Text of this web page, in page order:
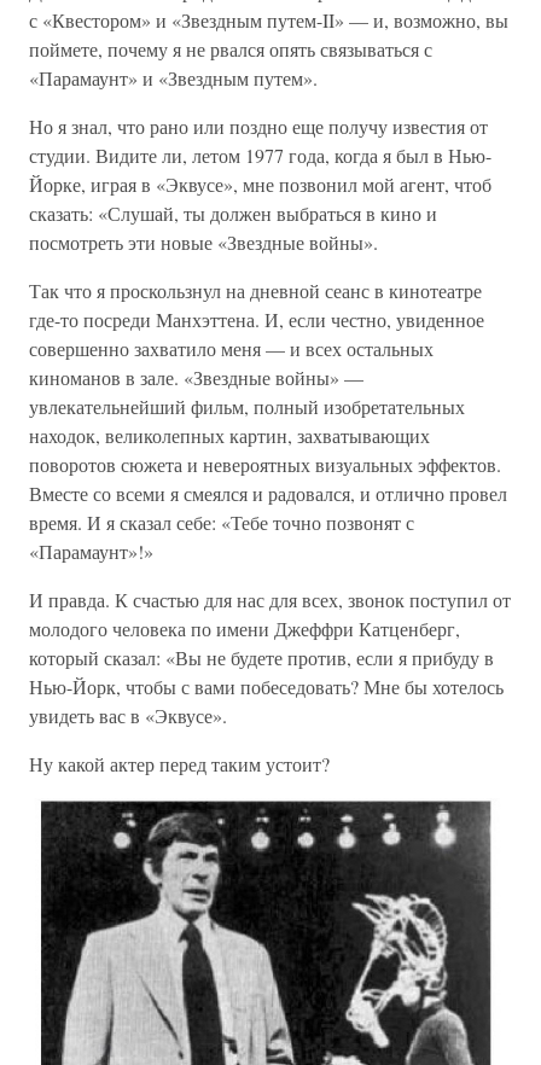
с «Квестором» и «Звездным путем-II» — и, возможно, вы
поймете, почему я не рвался опять связываться с
«Парамаунт» и «Звездным путем».
Но я знал, что рано или поздно еще получу известия от
студии. Видите ли, летом 1977 года, когда я был в Нью-
Йорке, играя в «Эквусе», мне позвонил мой агент, чтоб
сказать: «Слушай, ты должен выбраться в кино и
посмотреть эти новые «Звездные войны».
Так что я проскользнул на дневной сеанс в кинотеатре
где-то посреди Манхэттена. И, если честно, увиденное
совершенно захватило меня — и всех остальных
киноманов в зале. «Звездные войны» —
увлекательнейший фильм, полный изобретательных
находок, великолепных картин, захватывающих
поворотов сюжета и невероятных визуальных эффектов.
Вместе со всеми я смеялся и радовался, и отлично провел
время. И я сказал себе: «Тебе точно позвонят с
«Парамаунт»!»
И правда. К счастью для нас для всех, звонок поступил от
молодого человека по имени Джеффри Катценберг,
который сказал: «Вы не будете против, если я прибуду в
Нью-Йорк, чтобы с вами побеседовать? Мне бы хотелось
увидеть вас в «Эквусе».
Ну какой актер перед таким устоит?